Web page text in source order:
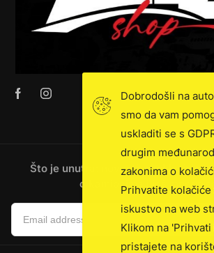
Što je unutra: novosti, ekskluzivna
o kamionima i još mnogo
Dobrodošli na
smo da vam
uskladiti se s
drugim
zakonima o
Prihvatite kolačiće
iskustvo na web
Klikom na
pristajete na